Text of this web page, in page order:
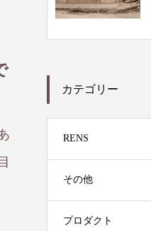
カテゴリー
RENS
その他
プロダクト